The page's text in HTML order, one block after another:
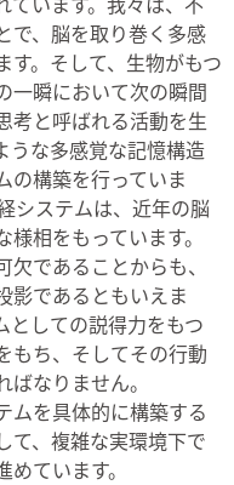
で、脳を取り巻く多感
す。そして、生物がもつ
一瞬において次の瞬間
考と呼ばれる活動を生
うな多感覚な記憶構造
の構築を行っていま
システムは、近年の脳
相をもっています。
であることからも、
影であるともいえま
としての説得力をもつ
もち、そしてその行動
なりません。
ムを具体的に構築する
て、複雑な実環境下で
ています。